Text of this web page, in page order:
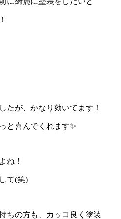
たが、かなり効いてます！
と喜んでくれます✨
ね！
て(笑)
ちの方も、カッコ良く塗装